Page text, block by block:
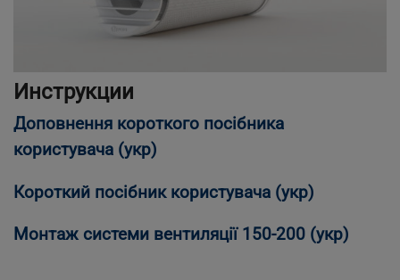
Инструкции
Доповнення короткого посібника
користувача (укр)
Короткий посібник користувача (укр)
Монтаж системи вентиляції 150-200 (укр)